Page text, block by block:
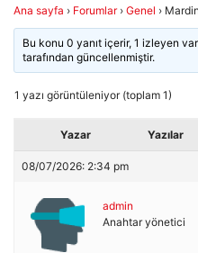
Ana sayfa › Forumlar › Genel ›
Bu konu 0 yanıt içerir, 1 izleyen
tarafından güncellenmiştir.
1 yazı görüntüleniyor (toplam 1)
Yazar Yazılar
08/07/2026: 2:34 pm
admin
Anahtar yönetici